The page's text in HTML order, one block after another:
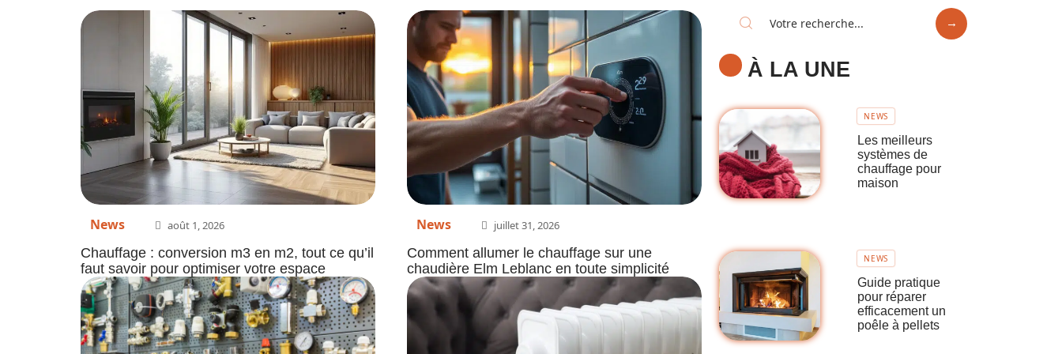
News août 1, 2026
Chauffage : conversion m3 en m2, tout ce qu’il
faut savoir pour optimiser votre espace
News juillet 31, 2026
Comment allumer le chauffage sur une
chaudière Elm Leblanc en toute simplicité
À LA UNE
NEWS
Les meilleurs
systèmes de
chauffage pour
maison
NEWS
Guide pratique
pour réparer
efficacement un
poêle à pellets